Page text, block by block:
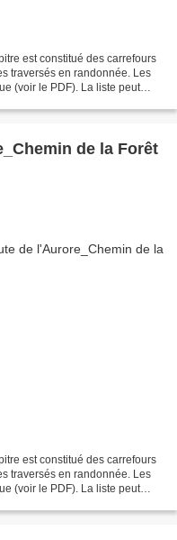
est constitué des carrefours
traversés en randonnée. Les
(voir le PDF). La liste peut
de la Forêt
est constitué des carrefours
traversés en randonnée. Les
(voir le PDF). La liste peut